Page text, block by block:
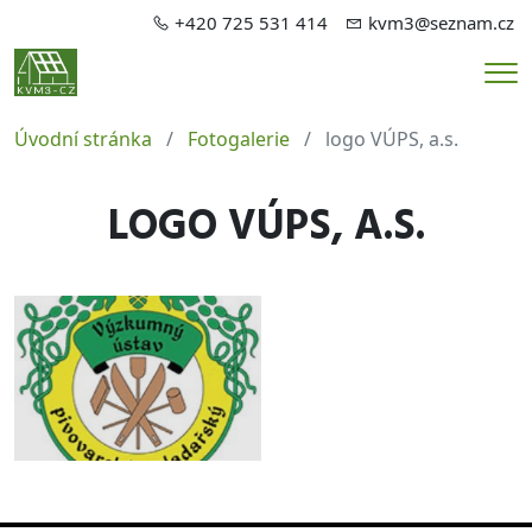
+420 725 531 414 kvm3@seznam.cz
Úvodní stránka Fotogalerie logo VÚPS, a.s.
LOGO VÚPS, A.S.